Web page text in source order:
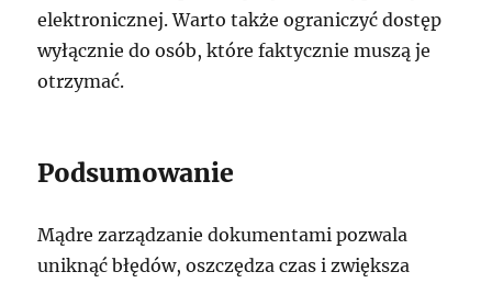
elektronicznej. Warto także ograniczyć dostęp
wyłącznie do osób, które faktycznie muszą je
otrzymać.
Podsumowanie
Mądre zarządzanie dokumentami pozwala
uniknąć błędów, oszczędza czas i zwiększa